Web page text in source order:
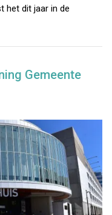
het dit jaar in de
Gemeente